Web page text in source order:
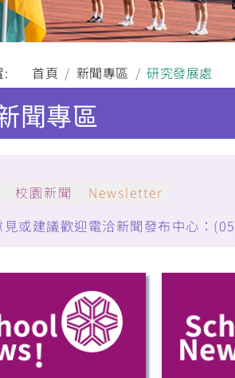
:
首頁 新聞專區 研究發展處
聞專區
校園新聞
Newsletter
見或建議歡迎電洽新聞發布中心